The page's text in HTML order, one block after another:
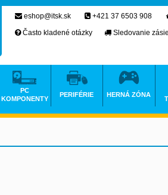
eshop@itsk.sk +421 37 6503 908
Často kladené otázky
Sledovanie
PC
KOMPONENTY
PERIFÉRIE HERNÁ ZÓNA